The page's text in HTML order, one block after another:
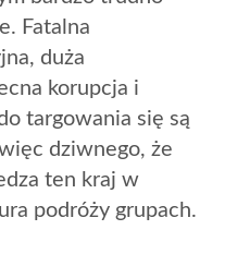
Fatalna
duża
korupcja i
targowania się są
dziwnego, że
ten kraj w
podróży grupach.